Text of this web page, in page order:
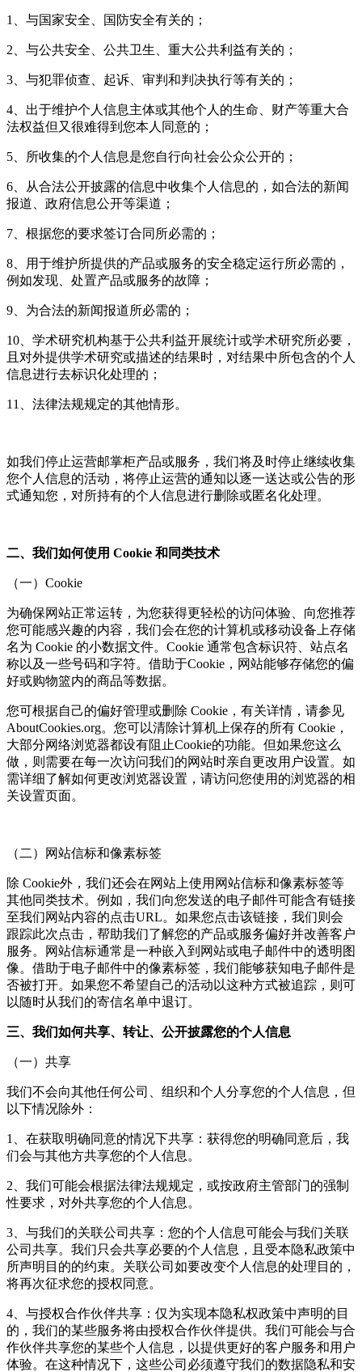
1、与国家安全、国防安全有关的；
2、与公共安全、公共卫生、重大公共利益有关的；
3、与犯罪侦查、起诉、审判和判决执行等有关的；
4、出于维护个人信息主体或其他个人的生命、财产等重大合
法权益但又很难得到您本人同意的；
5、所收集的个人信息是您自行向社会公众公开的；
6、从合法公开披露的信息中收集个人信息的，如合法的新闻
报道、政府信息公开等渠道；
7、根据您的要求签订合同所必需的；
8、用于维护所提供的产品或服务的安全稳定运行所必需的，
例如发现、处置产品或服务的故障；
9、为合法的新闻报道所必需的；
10、学术研究机构基于公共利益开展统计或学术研究所必要，
且对外提供学术研究或描述的结果时，对结果中所包含的个人
信息进行去标识化处理的；
11、法律法规规定的其他情形。
如我们停止运营邮掌柜产品或服务，我们将及时停止继续收集
您个人信息的活动，将停止运营的通知以逐一送达或公告的形
式通知您，对所持有的个人信息进行删除或匿名化处理。
二、我们如何使用 Cookie 和同类技术
（一）Cookie
为确保网站正常运转，为您获得更轻松的访问体验、向您推荐
您可能感兴趣的内容，我们会在您的计算机或移动设备上存储
名为 Cookie 的小数据文件。Cookie 通常包含标识符、站点名
称以及一些号码和字符。借助于Cookie，网站能够存储您的偏
好或购物篮内的商品等数据。
您可根据自己的偏好管理或删除 Cookie，有关详情，请参见
AboutCookies.org。您可以清除计算机上保存的所有 Cookie，
大部分网络浏览器都设有阻止Cookie的功能。但如果您这么
做，则需要在每一次访问我们的网站时亲自更改用户设置。如
需详细了解如何更改浏览器设置，请访问您使用的浏览器的相
关设置页面。
（二）网站信标和像素标签
除 Cookie外，我们还会在网站上使用网站信标和像素标签等
其他同类技术。例如，我们向您发送的电子邮件可能含有链接
至我们网站内容的点击URL。如果您点击该链接，我们则会
跟踪此次点击，帮助我们了解您的产品或服务偏好并改善客户
服务。网站信标通常是一种嵌入到网站或电子邮件中的透明图
像。借助于电子邮件中的像素标签，我们能够获知电子邮件是
否被打开。如果您不希望自己的活动以这种方式被追踪，则可
以随时从我们的寄信名单中退订。
三、我们如何共享、转让、公开披露您的个人信息
（一）共享
我们不会向其他任何公司、组织和个人分享您的个人信息，但
以下情况除外：
1、在获取明确同意的情况下共享：获得您的明确同意后，我
们会与其他方共享您的个人信息。
2、我们可能会根据法律法规规定，或按政府主管部门的强制
性要求，对外共享您的个人信息。
3、与我们的关联公司共享：您的个人信息可能会与我们关联
公司共享。我们只会共享必要的个人信息，且受本隐私政策中
所声明目的的约束。关联公司如要改变个人信息的处理目的，
将再次征求您的授权同意。
4、与授权合作伙伴共享：仅为实现本隐私权政策中声明的目
的，我们的某些服务将由授权合作伙伴提供。我们可能会与合
作伙伴共享您的某些个人信息，以提供更好的客户服务和用户
体验。在这种情况下，这些公司必须遵守我们的数据隐私和安